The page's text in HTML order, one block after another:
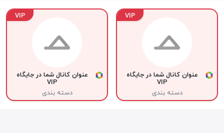
VIP
عنوان کانال شما در جایگاه
VIP
دسته بندی
VIP
عنوان کانال شما در جایگاه
VIP
دسته بندی